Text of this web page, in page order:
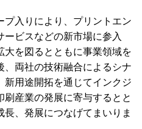
入りにより、プリントエン
ビスなどの新市場に参入
大を図るとともに事業領域を
両社の技術融合によるシナ
用途開拓を通じてインクジ
産業の発展に寄与するとと
、発展につなげてまいりま